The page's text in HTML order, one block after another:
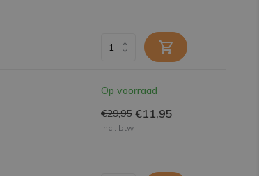
Op voorraad
€29,95 €11,95
Incl. btw